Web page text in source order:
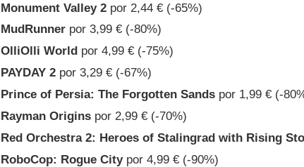
Monument Valley 2 por 2,44 € (-65%)
MudRunner por 3,99 € (-80%)
OlliOlli World por 4,99 € (-75%)
PAYDAY 2 por 3,29 € (-67%)
Prince of Persia: The Forgotten Sands por 1,99 € (-
Rayman Origins por 2,99 € (-70%)
Red Orchestra 2: Heroes of Stalingrad with Rising
RoboCop: Rogue Citypor 4,99 € (-90%)